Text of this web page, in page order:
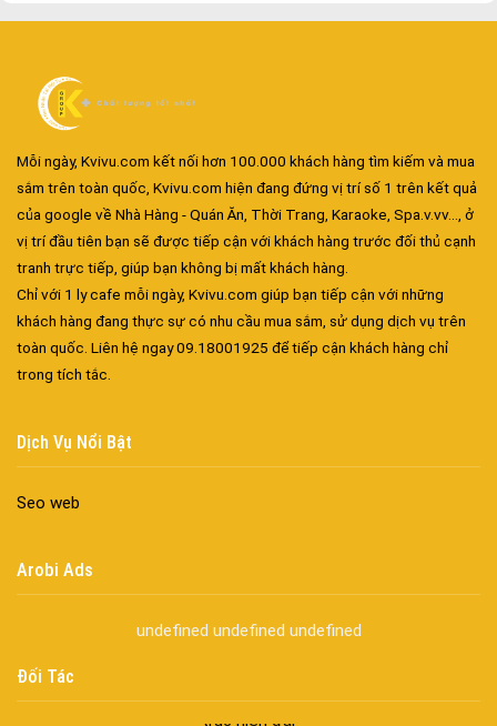
Mỗi ngày, Kvivu.com kết nối hơn 100.000 khách hàng tìm kiếm và mua
sắm trên toàn quốc, Kvivu.com hiện đang đứng vị trí số 1 trên kết quả
của google về Nhà Hàng - Quán Ăn, Thời Trang, Karaoke, Spa.v.vv..., ở
vị trí đầu tiên bạn sẽ được tiếp cận với khách hàng trước đối thủ cạnh
tranh trực tiếp, giúp bạn không bị mất khách hàng.
Chỉ với 1 ly cafe mỗi ngày, Kvivu.com giúp bạn tiếp cận với những
khách hàng đang thực sự có nhu cầu mua sắm, sử dụng dịch vụ trên
toàn quốc. Liên hệ ngay 09.18001925 để tiếp cận khách hàng chỉ
trong tích tắc.
Dịch Vụ Nổi Bật
Seo web
Arobi Ads
undefined undefined undefined
Đối Tác
Đa dạng màu sắc cửa nhôm – Tối ưu màu sắc Kiến Trúc
Cửa nhôm thông gió – Đưa sinh khí vào ngôi nhà của bạn
Cửa nhôm xếp trượt – Kết nối không gian sống
Cửa nhôm trượt view lớn – Nâng tầm đẳng cấp sống
Cửa thép vân gỗ Nhật Bản – Mảnh ghép cho phong cách kiến